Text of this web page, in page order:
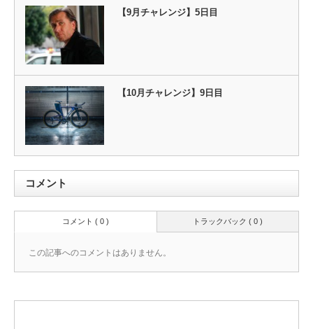
【9月チャレンジ】5日目
【10月チャレンジ】9日目
コメント
トラックバック ( 0 )
コメント ( 0 )
この記事へのコメントはありません。